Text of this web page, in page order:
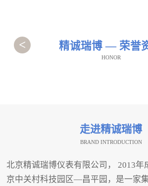
精诚瑞博 — 荣誉
HONOR
<
走进精诚瑞博
BRAND INTRODUCTION
北京精诚瑞博仪表有限公司， 2013年
京中关村科技园区—昌平园，是一家